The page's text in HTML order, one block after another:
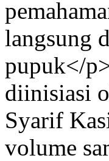
langsung
pupuk</
diinisiasi
Syarif
volume